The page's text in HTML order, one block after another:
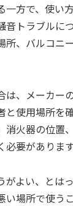
一方で、使い
音トラブルに
所、バルコニ
、メーカー
と使用場所を
消火器の位置
要があります
がよい、とは
い場所で使う